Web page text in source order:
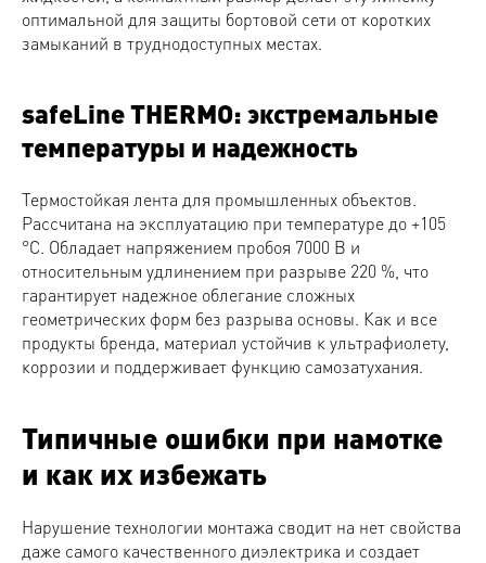
оптимальной для защиты бортовой сети от коротких
замыканий в труднодоступных местах.
safeLine THERMO: экстремальные
температуры и надежность
Термостойкая лента для промышленных объектов.
Рассчитана на эксплуатацию при температуре до +105
°C. Обладает напряжением пробоя 7000 В и
относительным удлинением при разрыве 220 %, что
гарантирует надежное облегание сложных
геометрических форм без разрыва основы. Как и все
продукты бренда, материал устойчив к ультрафиолету,
коррозии и поддерживает функцию самозатухания.
Типичные ошибки при намотке
и как их избежать
Нарушение технологии монтажа сводит на нет свойства
даже самого качественного диэлектрика и создает